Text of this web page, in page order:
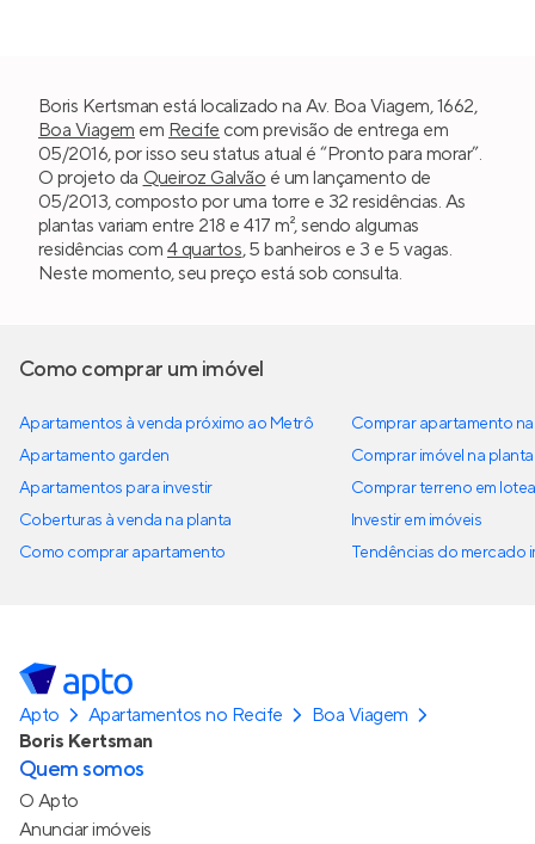
Boris Kertsman está localizado na Av. Boa Viagem, 1662,
Boa Viagem em Recife com previsão de entrega em
05/2016, por isso seu status atual é “Pronto para morar”.
O projeto da Queiroz Galvão é um lançamento de
05/2013, composto por uma torre e 32 residências. As
plantas variam entre 218 e 417 m², sendo algumas
residências com 4 quartos, 5 banheiros e 3 e 5 vagas.
Neste momento, seu preço está sob consulta.
Como comprar um imóvel
Apartamentos à venda próximo ao Metrô
Apartamento garden
Apartamentos para investir
Coberturas à venda na planta
Como comprar apartamento
Comprar apartamento
Comprar imóvel na planta
Comprar terreno em
Investir em imóveis
Tendências do mercado
Apto Apartamentos no Recife
Boa Viagem
Boris Kertsman
Quem somos
O Apto
Anunciar imóveis